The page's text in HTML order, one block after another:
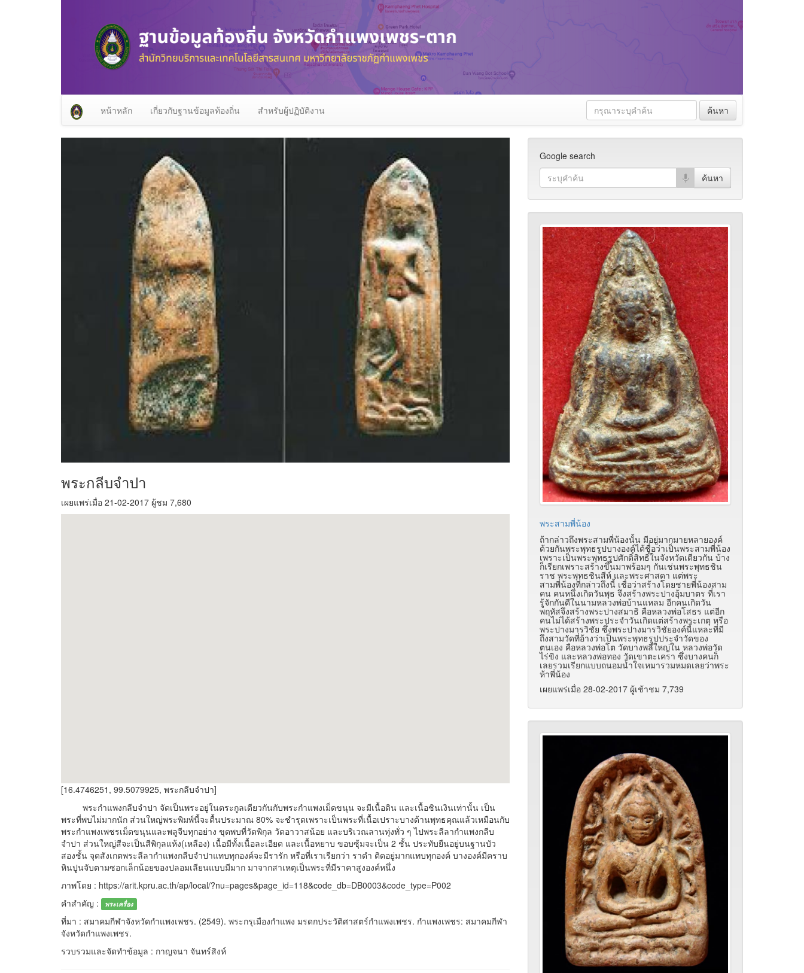
หน้าหลัก เกี่ยวกับฐานข้อมูลท้องถิ่น สำหรับผู้ปฏิบัติงาน ค้นหา
พระกลีบจำปา
เผยแพร่เมื่อ 21-02-2017 ผู้ชม 7,680
[16.4746251, 99.5079925, พระกลีบจำปา]
พระกำแพงกลีบจำปา จัดเป็นพระอยู่ในตระกูลเดียวกันกับพระกำแพงเม็ดขนุน จะมีเนื้อดิน และเนื้อชินเงินเท่านั้น เป็น
พระที่พบไม่มากนัก ส่วนใหญ่พระพิมพ์นี้จะตื้นประมาณ 80% จะชำรุดเพราะเป็นพระที่เนื้อเปราะบางด้านพุทธคุณแล้วเหมือนกับ
พระกำแพงเพชรเม็ดขนุนและพลูจีบทุกอย่าง ขุดพบที่วัดพิกุล วัดอาวาสน้อย และบริเวณลานทุ่งทั่ว ๆ ไปพระลีลากำแพงกลีบ
จำปา ส่วนใหญ่สีจะเป็นสีพิกุลแห้ง(เหลือง) เนื้อมีทั้งเนื้อละเอียด และเนื้อหยาบ ขอบซุ้มจะเป็น 2 ชั้น ประทับยืนอยู่บนฐานบัว
สองชั้น จุดสังเกตพระลีลากำแพงกลีบจำปาแทบทุกองค์จะมีรารัก หรือที่เราเรียกว่า ราดำ ติดอยู่มากแทบทุกองค์ บางองค์มีคราบ
หินปูนจับตามซอกเล็กน้อยของปลอมเลียนแบบมีมาก มาจากสาเหตุเป็นพระที่มีราคาสูงองค์หนึ่ง
ภาพโดย : https://arit.kpru.ac.th/ap/local/?nu=pages&page_id=118&code_db=DB0003&code_type=P002
คำสำคัญ :
พระเครื่อง
ที่มา : สมาคมกีฬาจังหวัดกำแพงเพชร. (2549). พระกรุเมืองกำแพง มรดกประวัติศาสตร์กำแพงเพชร. กำแพงเพชร: สมาคมกีฬา
จังหวัดกำแพงเพชร.
รวบรวมและจัดทำข้อมูล : กาญจนา จันทร์สิงห์
Google search
พระสามพี่น้อง
ถ้ากล่าวถึงพระสามพี่น้องนั้น มีอยู่มากมายหลายองค์
ด้วยกันพระพุทธรูปบางองค์ได้ชื่อว่าเป็นพระสามพี่น้อง
เพราะเป็นพระพุทธรูปศักดิ์สิทธิ์ในจังหวัดเดียวกัน บ้าง
ก็เรียกเพราะสร้างขึ้นมาพร้อมๆ กันเช่นพระพุทธชิน
ราช พระพุทธชินสีห์ และพระศาสดา แต่พระ
สามพี่น้องที่กล่าวถึงนี้ เชื่อว่าสร้างโดยชายพี่น้องสาม
คน คนหนึ่งเกิดวันพุธ จึงสร้างพระปางอุ้มบาตร ที่เรา
รู้จักกันดีในนามหลวงพ่อบ้านแหลม อีกคนเกิดวัน
พฤหัสจึงสร้างพระปางสมาธิ คือหลวงพ่อโสธร แต่อีก
คนไม่ได้สร้างพระประจำวันเกิดแต่สร้างพระเกตุ หรือ
พระปางมารวิชัย ซึ่งพระปางมารวิชัยองค์นี้แหละที่มี
ถึงสามวัดที่อ้างว่าเป็นพระพุทธรูปประจำวัดของ
ตนเอง คือหลวงพ่อโต วัดบางพลีใหญ่ใน หลวงพ่อวัด
ไร่ขิง และหลวงพ่อทอง วัดเขาตะเครา ซึ่งบางคนก็
เลยรวมเรียกแบบถนอมน้ำใจเหมารวมหมดเลยว่าพระ
ห้าพี่น้อง
เผยแพร่เมื่อ 28-02-2017 ผู้เช้าชม 7,739